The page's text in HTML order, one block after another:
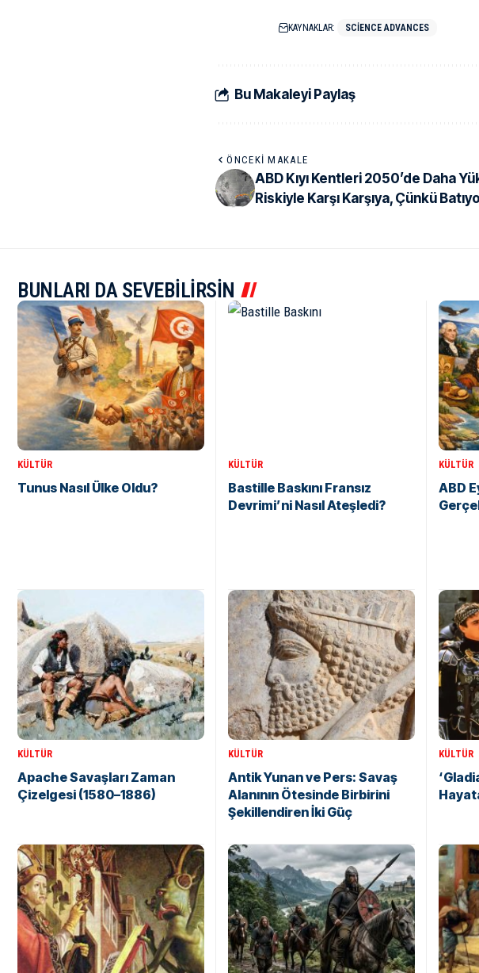
KAYNAKLAR: SCIENCE ADVANCES
Bu Makaleyi Paylaş
ÖNCEKI MAKALE
ABD Kıyı Kentleri 2050’de Daha
Riskiyle Karşı Karşıya, Çünkü
BUNLARI DA SEVEBİLİRSİN
KÜLTÜR
Tunus Nasıl Ülke Oldu?
KÜLTÜR
Bastille Baskını Fransız
Devrimi’ni Nasıl Ateşledi?
KÜLTÜR
ABD
KÜLTÜR
Apache Savaşları Zaman
Çizelgesi (1580–1886)
KÜLTÜR
Antik Yunan ve Pers: Savaş
Alanının Ötesinde Birbirini
Şekillendiren İki Güç
KÜLTÜR